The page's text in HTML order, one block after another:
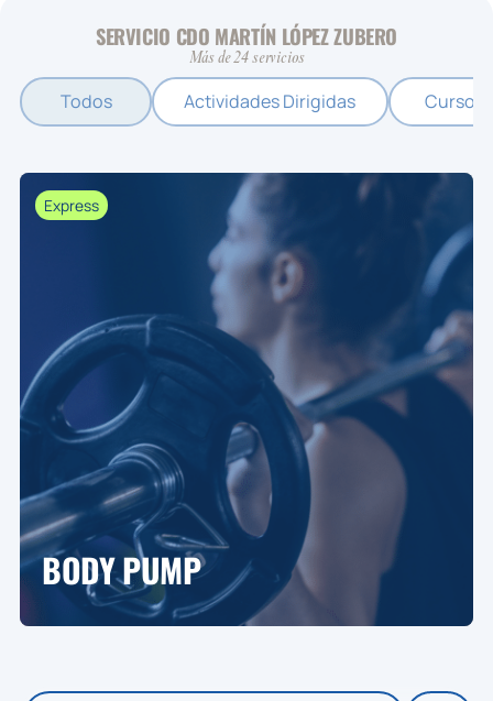
SERVICIO CDO MARTÍN LÓPEZ ZUBERO
Más de 24 servicios
Todos Actividades Dirigidas Cursos
Express
BODY PUMP